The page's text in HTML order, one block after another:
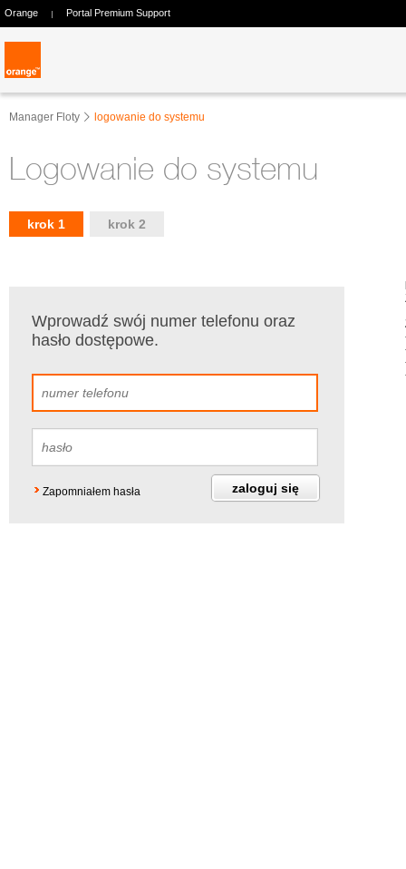
Orange Portal Premium Support
Manager Floty logowanie do systemu
Logowanie do systemu
krok 1 krok 2
Wprowadź swój numer telefonu oraz
hasło dostępowe.
Zapomniałem hasła